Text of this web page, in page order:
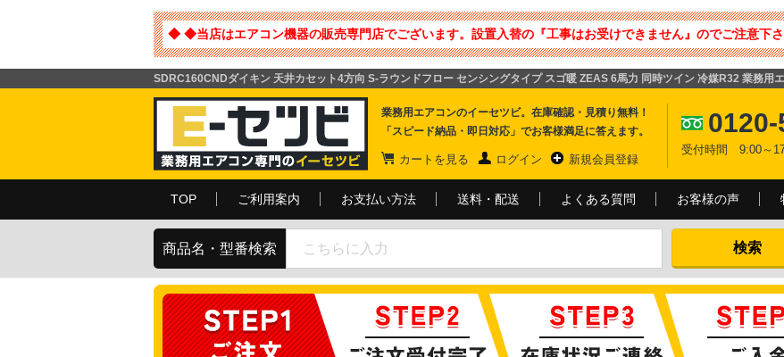
◆ ◆当店はエアコン機器の販売専門店でございます。設置入替の『工事はお受けできません』のでご注意
SDRC160CNDダイキン 天井カセット4方向 S-ラウンドフロー センシングタイプ スゴ暖 ZEAS 6馬力 同時ツイン 冷媒R32 業務用
業務用エアコンのイーセツビ。在庫確認・見積り無料！
「スピード納品・即日対応」でお客様満足に答えます。
カートを見る ログイン 新規会員登録
受付時間 9:00～
TOP ご利用案内 お支払い方法 送料・配送 よくある質問 お客様の声
商品名・型番検索